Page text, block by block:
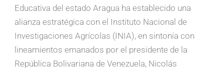
Educativa del estado Aragua ha establecido una
alianza estratégica con el Instituto Nacional de
Investigaciones Agrícolas (INIA), en sintonía con
lineamientos emanados por el presidente de la
República Bolivariana de Venezuela, Nicolás